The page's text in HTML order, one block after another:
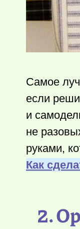
Самое
если
и
не
руками,
Как
2.